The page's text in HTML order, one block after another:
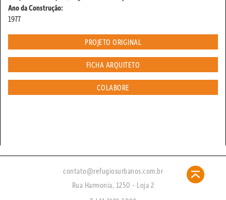
Ano da Construção:
1977
PROJETO ORIGINAL
FICHA ARQUITETO
COLABORE
contato@refugiosurbanos.com.br
Rua Harmonia, 1250 - Loja 2